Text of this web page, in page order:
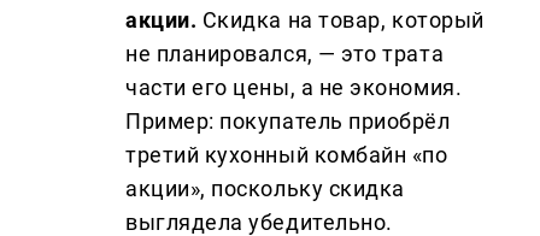
акции. Скидка на товар, который
не планировался, — это трата
части его цены, а не экономия.
Пример: покупатель приобрёл
третий кухонный комбайн «по
акции», поскольку скидка
выглядела убедительно.